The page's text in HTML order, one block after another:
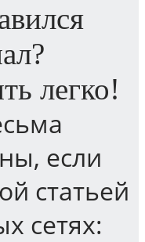
легко!
если
статьей
сетях: